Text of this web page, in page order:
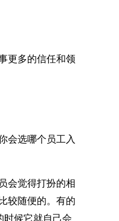
更多的信任和领
会选哪个员工入
会觉得打扮的相
较随便的。有的
时候它就自己会